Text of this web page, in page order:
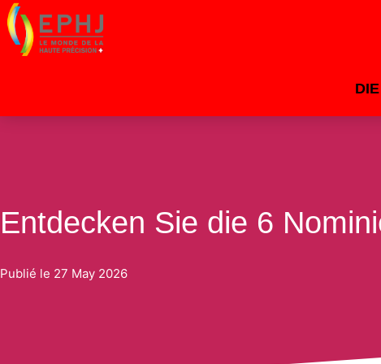
Entdecken Sie die 6
Publié le 27 May 2026